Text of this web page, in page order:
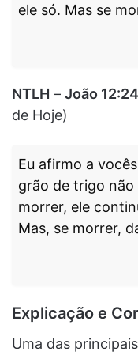
ele só. Mas se
NTLH – João 12:24
de Hoje)
Eu afirmo a
grão de trigo
morrer, ele
Mas, se morrer,
Explicação e
Uma das